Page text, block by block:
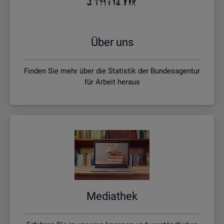
Über uns
Finden Sie mehr über die Statistik der Bundesagentur
für Arbeit heraus
Me­dia­thek